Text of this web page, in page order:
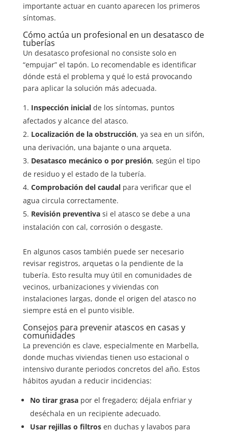
importante actuar en cuanto aparecen los primeros
síntomas.
Cómo actúa un profesional en un desatasco de
tuberías
Un desatasco profesional no consiste solo en
“empujar” el tapón. Lo recomendable es identificar
dónde está el problema y qué lo está provocando
para aplicar la solución más adecuada.
Inspección inicialde los síntomas, puntos
afectados y alcance del atasco.
Localización de la obstrucción, ya sea en un sifón,
una derivación, una bajante o una arqueta.
Desatasco mecánico o por presión, según el tipo
de residuo y el estado de la tubería.
Comprobación del caudalpara verificar que el
agua circula correctamente.
Revisión preventivasi el atasco se debe a una
instalación con cal, corrosión o desgaste.
En algunos casos también puede ser necesario
revisar registros, arquetas o la pendiente de la
tubería. Esto resulta muy útil en comunidades de
vecinos, urbanizaciones y viviendas con
instalaciones largas, donde el origen del atasco no
siempre está en el punto visible.
Consejos para prevenir atascos en casas y
comunidades
La prevención es clave, especialmente en Marbella,
donde muchas viviendas tienen uso estacional o
intensivo durante periodos concretos del año. Estos
hábitos ayudan a reducir incidencias:
No tirar grasapor el fregadero; déjala enfriar y
deséchala en un recipiente adecuado.
Usar rejillas o filtrosen duchas y lavabos para